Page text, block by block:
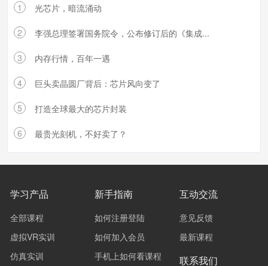
1 光芯片，暗流涌动
2 李强总理签署国务院令，公布修订后的《集成...
3 内存行情，百年一遇
4 巨头卖晶圆厂背后：芯片风向变了
5 打造全球最大的芯片封装
6 最贵光刻机，不好卖了？
学习产品
全部课程
虚拟VR实训
仿真实训
新手指南
如何注册登陆
如何加入会员
手机上如何看课程
互动交流
意见反馈
最新课程
联系我们